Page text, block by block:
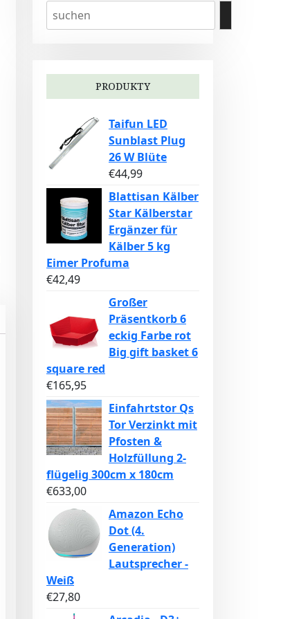
PRODUKTY
Taifun LED
Sunblast Plug
26 W Blüte
€44,99
Blattisan Kälber
Star Kälberstar
Ergänzer für
Kälber 5 kg
Eimer Profuma
€42,49
Großer
Präsentkorb 6
eckig Farbe rot
Big gift basket 6
square red
€165,95
Einfahrtstor Qs
Tor Verzinkt mit
Pfosten &
Holzfüllung 2-
flügelig 300cm x 180cm
€633,00
Amazon Echo
Dot (4.
Generation)
Lautsprecher -
Weiß
€27,80